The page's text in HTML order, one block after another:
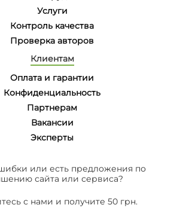
Услуги
Контроль качества
Проверка авторов
Клиентам
Оплата и гарантии
Конфиденциальность
Партнерам
Вакансии
Эксперты
или есть предложения по
сайта или сервиса?
с нами и получите 50 грн.